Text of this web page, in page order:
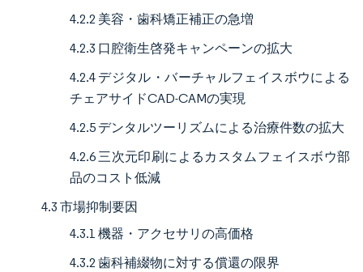
4.2.2 美容・歯科矯正補正の急増
4.2.3 口腔衛生啓発キャンペーンの拡大
4.2.4 デジタル・バーチャルフェイスボウによる
チェアサイドCAD-CAMの実現
4.2.5 デンタルツーリズムによる治療件数の拡大
4.2.6 三次元印刷によるカスタムフェイスボウ部
品のコスト低減
4.3 市場抑制要因
4.3.1 機器・アクセサリの高価格
4.3.2 歯科補綴物に対する償還の限界